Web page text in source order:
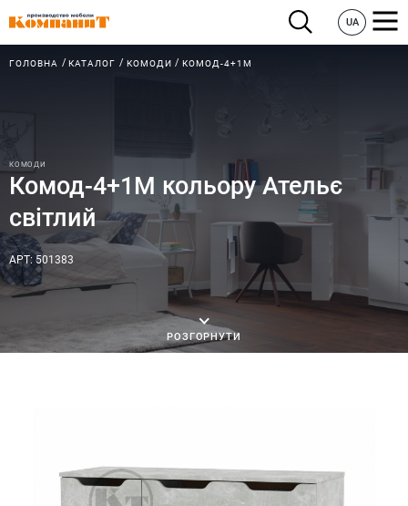
UA
ГОЛОВНА КАТАЛОГ КОМОДИ КОМОД-4+1М
КОМОДИ
Комод-4+1М кольору Ательє
світлий
АРТ: 501383
РОЗГОРНУТИ